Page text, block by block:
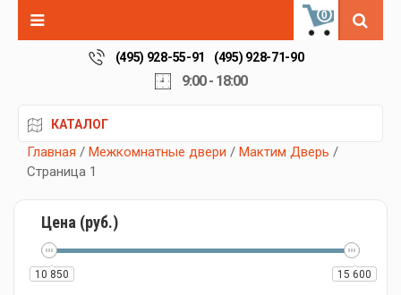
0
(495) 928-55-91 (495) 928-71-90
9:00 - 18:00
КАТАЛОГ
Главная / Межкомнатные двери / Мактим Дверь /
Страница 1
Цена (руб.)
10 850 15 600